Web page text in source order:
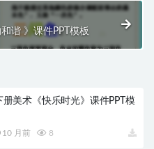
谐 》课件PPT模板
册美术《快乐时光》课件PPT模
10 月前 8